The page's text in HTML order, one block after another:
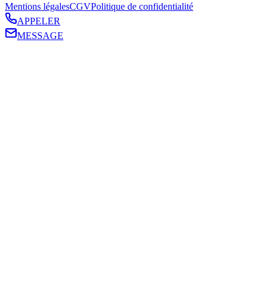
Mentions légalesCGVPolitique de confidentialité
APPELER
MESSAGE